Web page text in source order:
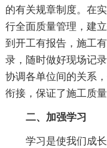
的有关规章制度。在
行全面质量管理，建
到开工有报告，施工
录，随时做好现场记
协调各单位间的关系
衔接，保证了施工质量
二、加强学习
学习是使我们成